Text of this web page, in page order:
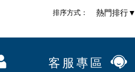
排序方式： 熱門排行▼
客服專區